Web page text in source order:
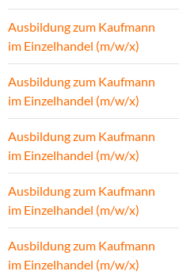
Ausbildung zum Kaufmann
im Einzelhandel (m/w/x)
Ausbildung zum Kaufmann
im Einzelhandel (m/w/x)
Ausbildung zum Kaufmann
im Einzelhandel (m/w/x)
Ausbildung zum Kaufmann
im Einzelhandel (m/w/x)
Ausbildung zum Kaufmann
im Einzelhandel (m/w/x)